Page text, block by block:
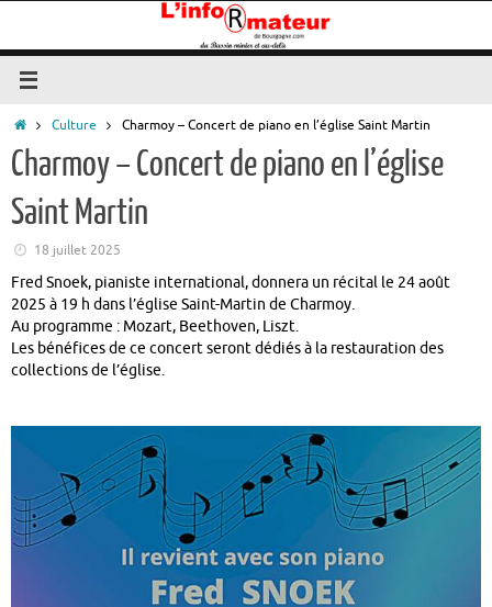
contenu
Accueil
Culture Charmoy – Concert de piano en l’église Saint Martin
Charmoy – Concert de piano en l’église
Saint Martin
18 juillet 2025
Fred Snoek, pianiste international, donnera un récital le 24 août
2025 à 19 h dans l’église Saint-Martin de Charmoy.
Au programme : Mozart, Beethoven, Liszt.
Les bénéfices de ce concert seront dédiés à la restauration des
collections de l’église.